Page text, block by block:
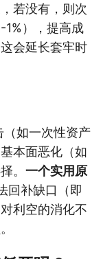
若没有，则次
1%），提高成
会延长套牢时
如一次性资产
本面恶化（如
。 一个实用原
回补缺口（即
利空的消化不